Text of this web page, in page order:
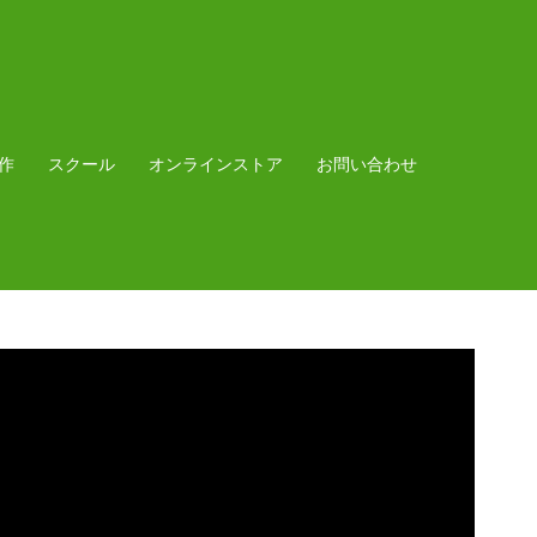
スクール オンラインストア お問い合わせ